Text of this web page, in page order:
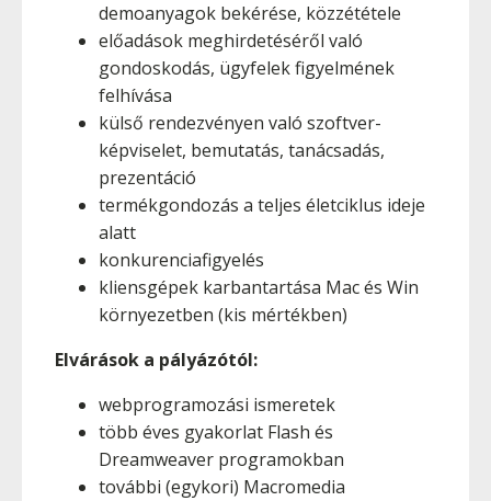
demoanyagok bekérése, közzététele
előadások meghirdetéséről való
gondoskodás, ügyfelek figyelmének
felhívása
külső rendezvényen való szoftver-
képviselet, bemutatás, tanácsadás,
prezentáció
termékgondozás a teljes életciklus ideje
alatt
konkurenciafigyelés
kliensgépek karbantartása Mac és Win
környezetben (kis mértékben)
Elvárások a pályázótól:
webprogramozási ismeretek
több éves gyakorlat Flash és
Dreamweaver programokban
további (egykori) Macromedia